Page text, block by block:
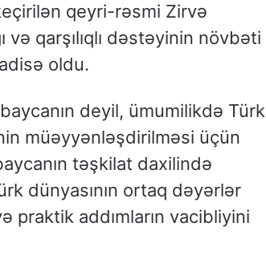
qeyri-rəsmi Zirvə
və qarşılıqlı dəstəyinin növbəti
oldu.
deyil, ümumilikdə Türk
müəyyənləşdirilməsi üçün
təşkilat daxilində
dünyasının ortaq dəyərlər
praktik addımların vacibliyini